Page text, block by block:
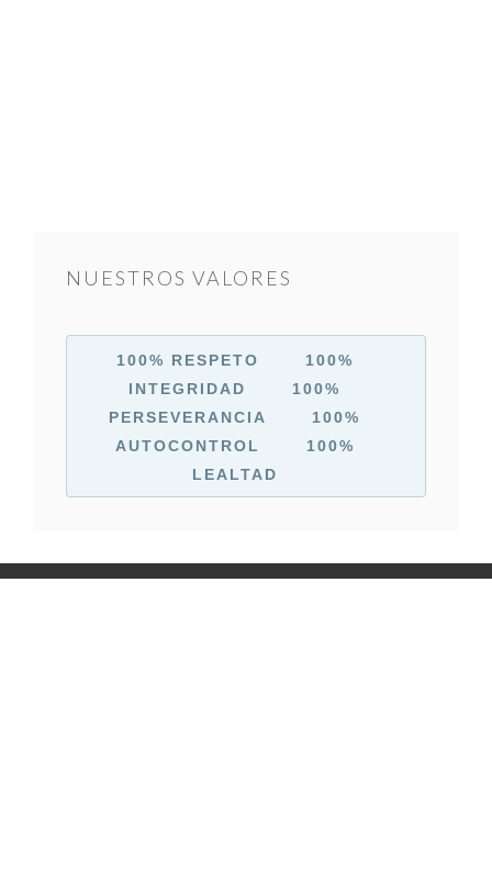
NUESTROS VALORES
100% RESPETO 100%
INTEGRIDAD
100%
PERSEVERANCIA
100%
AUTOCONTROL
100%
LEALTAD